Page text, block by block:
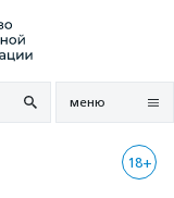
меню
18+